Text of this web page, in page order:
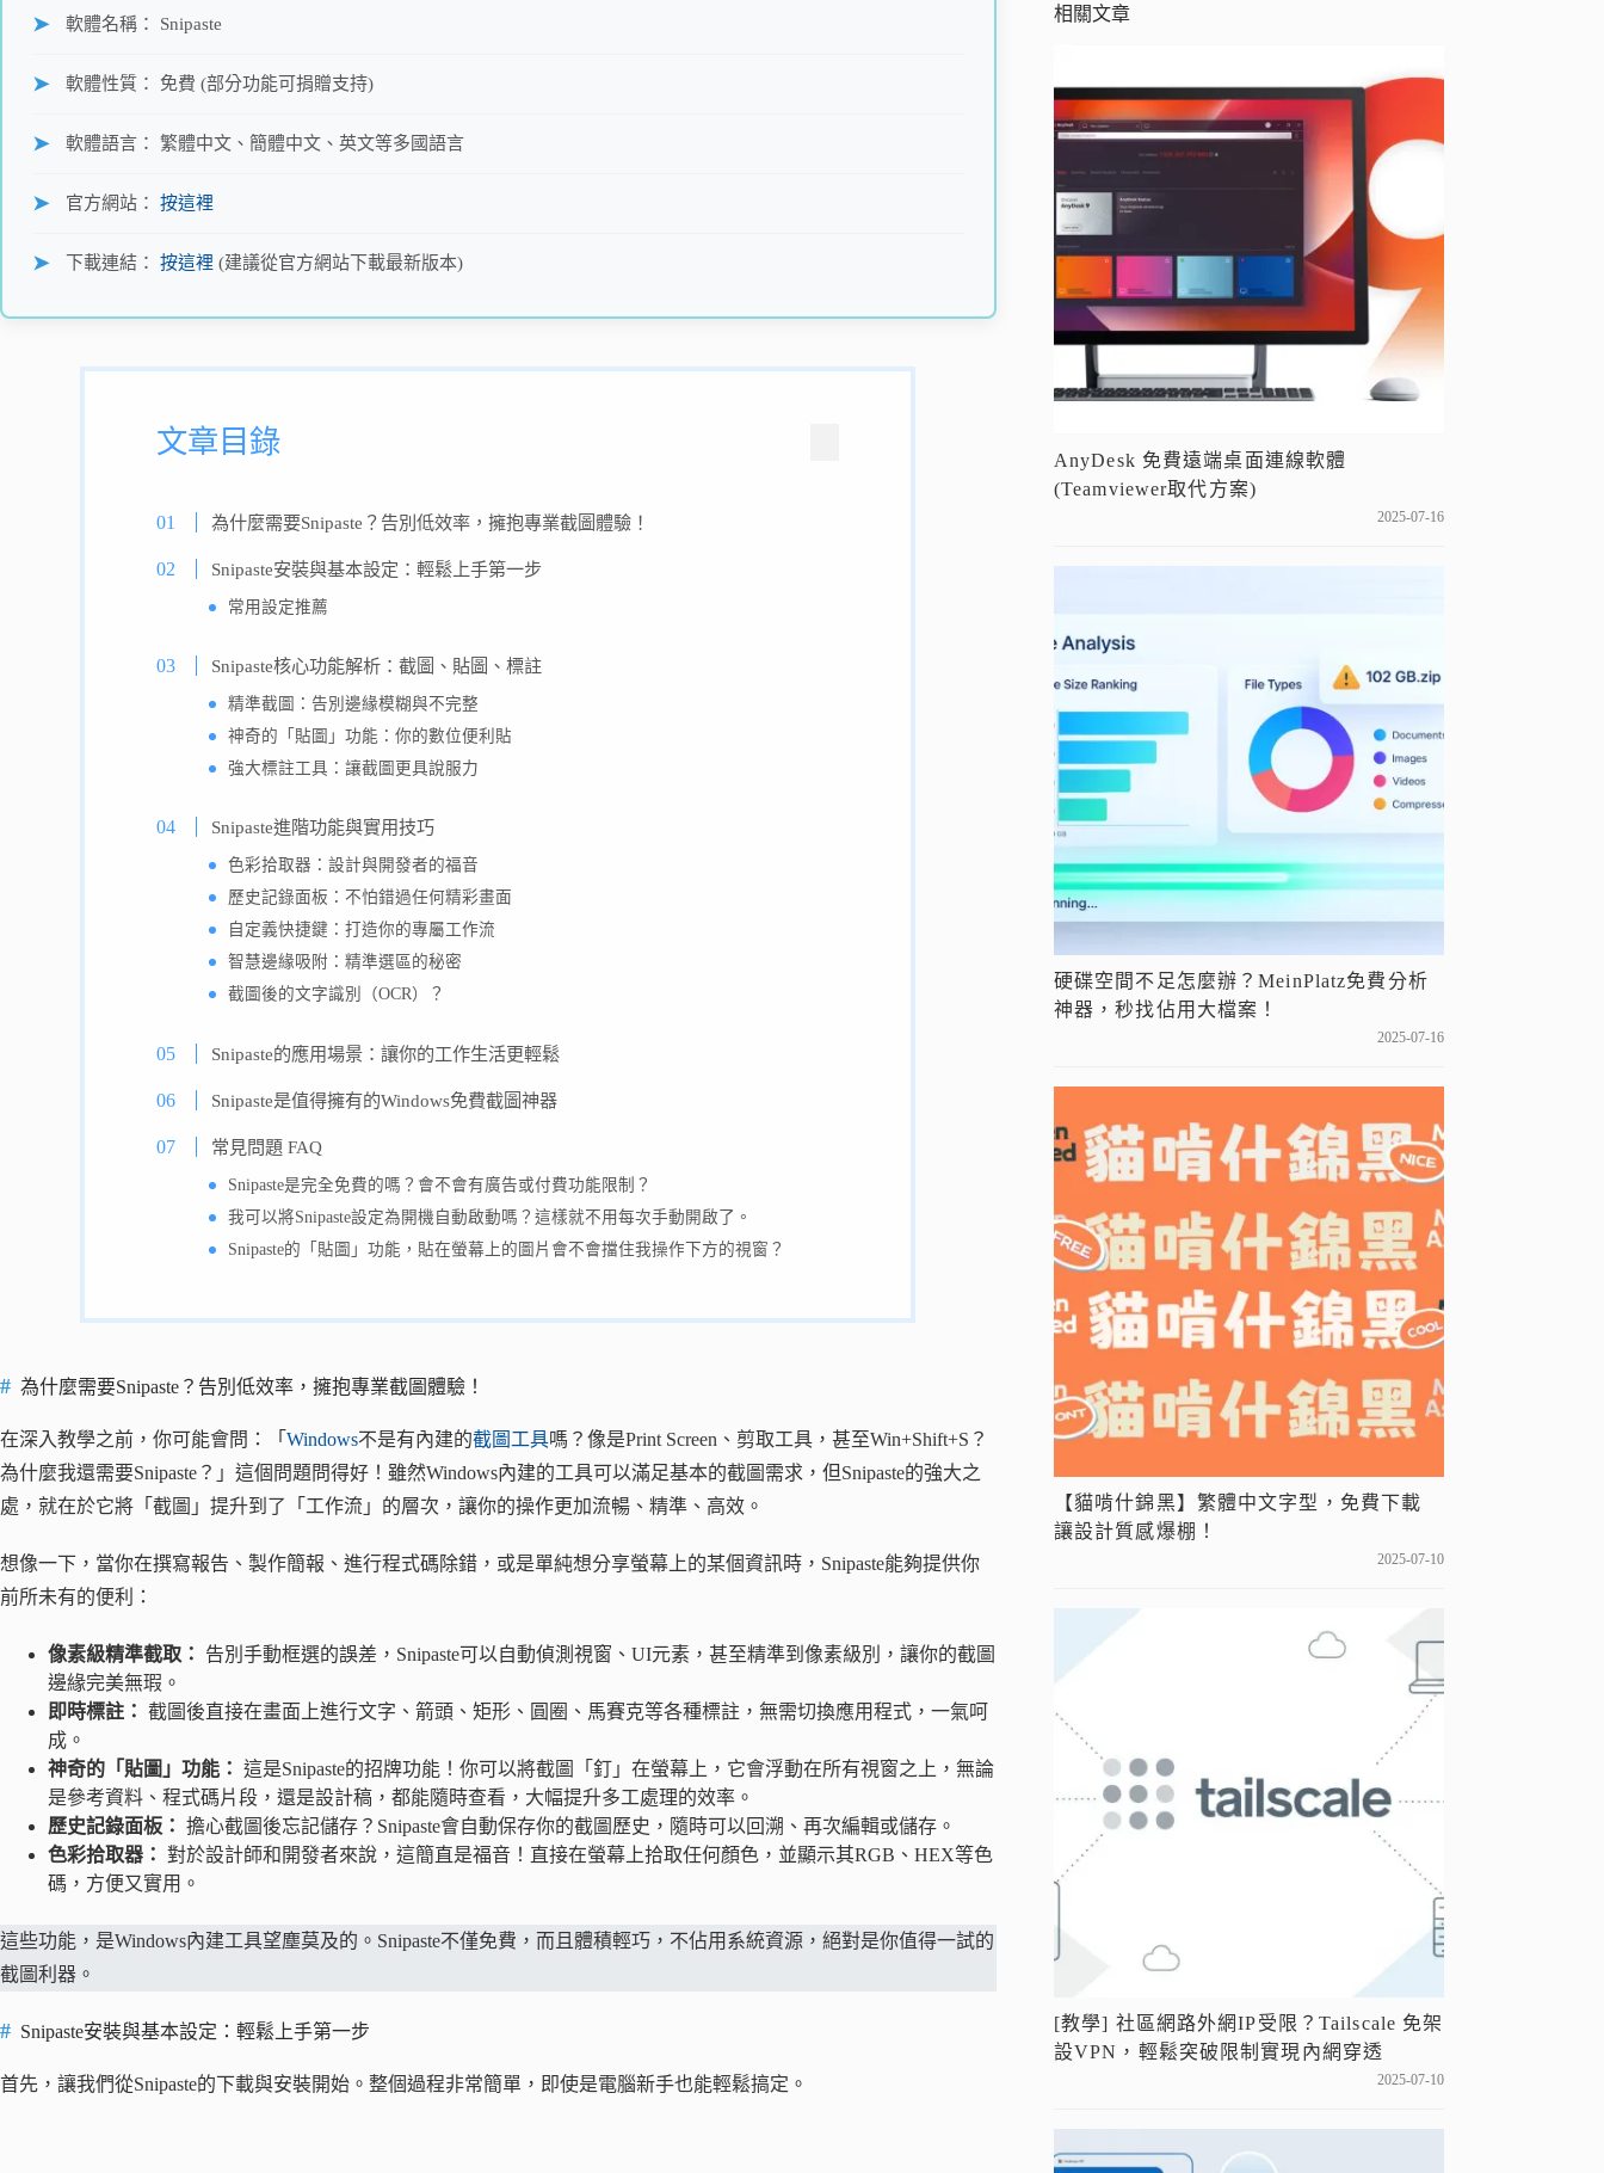
軟體名稱： Snipaste
軟體性質： 免費 (部分功能可捐贈支持)
軟體語言： 繁體中文、簡體中文、英文等多國語言
官方網站： 按這裡
下載連結： 按這裡 (建議從官方網站下載最新版本)
文章目錄
為什麼需要Snipaste？告別低效率，擁抱專業截圖體驗！
Snipaste安裝與基本設定：輕鬆上手第一步
常用設定推薦
Snipaste核心功能解析：截圖、貼圖、標註
精準截圖：告別邊緣模糊與不完整
神奇的「貼圖」功能：你的數位便利貼
強大標註工具：讓截圖更具說服力
Snipaste進階功能與實用技巧
色彩拾取器：設計與開發者的福音
歷史記錄面板：不怕錯過任何精彩畫面
自定義快捷鍵：打造你的專屬工作流
智慧邊緣吸附：精準選區的秘密
截圖後的文字識別（OCR）？
Snipaste的應用場景：讓你的工作生活更輕鬆
Snipaste是值得擁有的Windows免費截圖神器
常見問題 FAQ
Snipaste是完全免費的嗎？會不會有廣告或付費功能限制？
我可以將Snipaste設定為開機自動啟動嗎？這樣就不用每次手動開啟了。
Snipaste的「貼圖」功能，貼在螢幕上的圖片會不會擋住我操作下方的視窗？
為什麼需要Snipaste？告別低效率，擁抱專業截圖體驗！
在深入教學之前，你可能會問：「 Windows不是有內建的截圖工具嗎？像是Print Screen、剪取工具，甚至Win+Shift+S？
為什麼我還需要Snipaste？」這個問題問得好！雖然Windows內建的工具可以滿足基本的截圖需求，但Snipaste的強大之
處，就在於它將「截圖」提升到了「工作流」的層次，讓你的操作更加流暢、精準、高效。
想像一下，當你在撰寫報告、製作簡報、進行程式碼除錯，或是單純想分享螢幕上的某個資訊時，Snipaste能夠提供你
前所未有的便利：
像素級精準截取：
告別手動框選的誤差，Snipaste可以自動偵測視窗、UI元素，甚至精準到像素級別，讓你的截圖
邊緣完美無瑕。
即時標註： 截圖後直接在畫面上進行文字、箭頭、矩形、圓圈、馬賽克等各種標註，無需切換應用程式，一氣呵
成。
神奇的「貼圖」功能： 這是Snipaste的招牌功能！你可以將截圖「釘」在螢幕上，它會浮動在所有視窗之上，無論
是參考資料、程式碼片段，還是設計稿，都能隨時查看，大幅提升多工處理的效率。
歷史記錄面板： 擔心截圖後忘記儲存？Snipaste會自動保存你的截圖歷史，隨時可以回溯、再次編輯或儲存。
色彩拾取器： 對於設計師和開發者來說，這簡直是福音！直接在螢幕上拾取任何顏色，並顯示其RGB、HEX等色
碼，方便又實用。
這些功能，是Windows內建工具望塵莫及的。Snipaste不僅免費，而且體積輕巧，不佔用系統資源，絕對是你值得一試的
截圖利器。
Snipaste安裝與基本設定：輕鬆上手第一步
首先，讓我們從Snipaste的下載與安裝開始。整個過程非常簡單，即使是電腦新手也能輕鬆搞定。
相關文章
AnyDesk 免費遠端桌面連線軟體
(Teamviewer取代方案)
2025-07-16
硬碟空間不足怎麼辦？MeinPlatz免費分析
神器，秒找佔用大檔案！
2025-07-16
【貓啃什錦黑】繁體中文字型，免費下載
讓設計質感爆棚！
2025-07-10
[教學] 社區網路外網IP受限？Tailscale 免架
設VPN，輕鬆突破限制實現內網穿透
2025-07-10